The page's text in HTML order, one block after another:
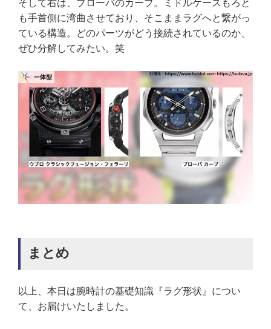
そして右は、ブローバのカーブ。ミドルケースもろと
も手首側に湾曲させており、そこままラグへと繋がっ
ている構造。どのパーツがどう接続されているのか、
ぜひ分解してみたい。笑
まとめ
以上、本日は腕時計の基礎知識『ラグ形状』につい
て、お届けいたしました。